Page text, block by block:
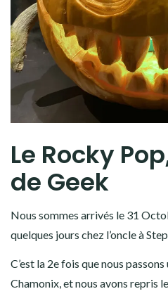
Le Rocky
de Geek
Nous sommes arrivés le 31
quelques jours chez l’oncle à
C’est la 2e fois que nous
Chamonix, et nous avons repris